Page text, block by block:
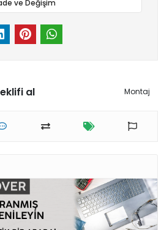
ve Değişim
al Montaj